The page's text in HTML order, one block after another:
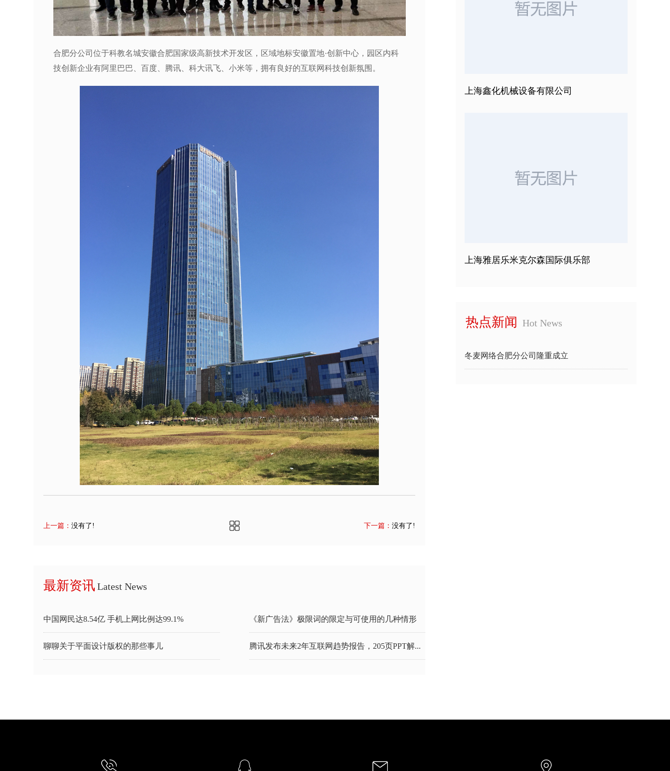
合肥分公司位于科教名城安徽合肥国家级高新技术开发区，区域地标安徽置地·创新中心，园区内科
技创新企业有阿里巴巴、百度、腾讯、科大讯飞、小米等，拥有良好的互联网科技创新氛围。
上一篇：没有了! 下一篇：没有了!
最新资讯 Latest News
中国网民达8.54亿 手机上网比例达99.1% 《新广告法》极限词的限定与可使用的几种情形
聊聊关于平面设计版权的那些事儿 腾讯发布未来2年互联网趋势报告，205页PPT解...
上海鑫化机械设备有限公司
上海雅居乐米克尔森国际俱乐部
热点新闻 Hot News
冬麦网络合肥分公司隆重成立